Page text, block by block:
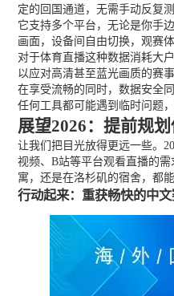
定的回国通道，无需手动反复
它支持多个平台，无论是你手
画面，设备间自由切换，观赛
对于体育直播这种数据消耗大
以应对高清甚至蓝光画质的赛
在享受流畅的同时，数据安全
任何工具都可能遇到临时问题
展望2026：提前规
让我们把目光放得更远一些。
视频、B站等平台观看直播的
寓，还是在洛杉矶的宿舍，都
行动起来：重获畅快的中